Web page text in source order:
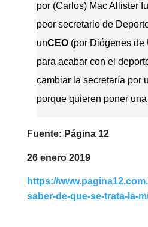
por (Carlos) Mac Allister
peor secretario de
unCEO (por Diógenes de
para acabar con el
cambiar la secretaría por
porque quieren poner
Fuente: Página 12
26 enero 2019
https://
saber-de-que-se-trata-la-